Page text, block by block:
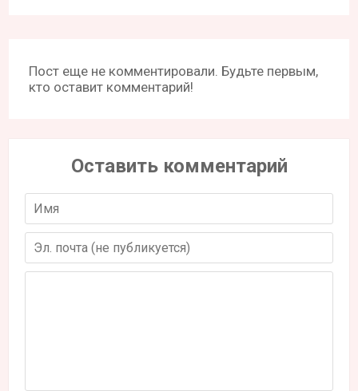
Пост еще не комментировали. Будьте первым,
кто оставит комментарий!
Оставить комментарий